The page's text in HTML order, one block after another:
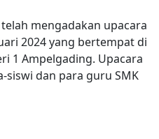
mengadakan upacara
2024 yang bertempat di
1 Ampelgading. Upacara
siswi dan para guru SMK